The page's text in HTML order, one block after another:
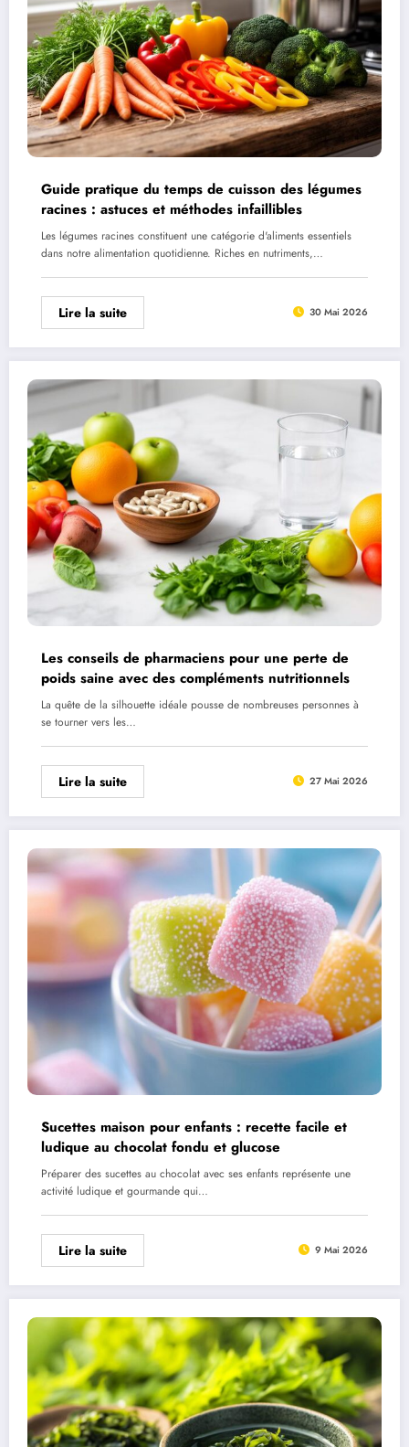
Guide pratique du temps de cuisson des légumes
racines : astuces et méthodes infaillibles
Les légumes racines constituent une catégorie d'aliments essentiels
dans notre alimentation quotidienne. Riches en nutriments,…
Lire la suite 30 Mai 2026
Les conseils de pharmaciens pour une perte de
poids saine avec des compléments nutritionnels
La quête de la silhouette idéale pousse de nombreuses personnes à
se tourner vers les…
Lire la suite 27 Mai 2026
Sucettes maison pour enfants : recette facile et
ludique au chocolat fondu et glucose
Préparer des sucettes au chocolat avec ses enfants représente une
activité ludique et gourmande qui…
Lire la suite 9 Mai 2026